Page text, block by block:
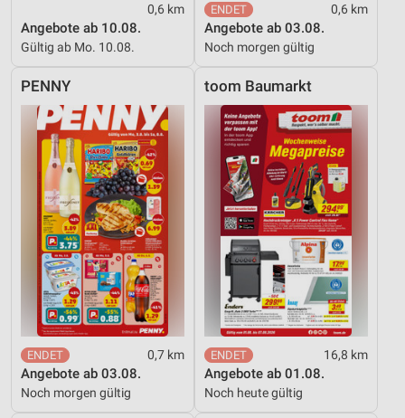
0,6 km
Angebote ab 10.08.
Gültig ab Mo. 10.08.
0,6 km
Angebote ab 03.08.
Noch morgen gültig
PENNY
0,7 km
Angebote ab 03.08.
Noch morgen gültig
toom Baumarkt
16,8 km
Angebote ab 01.08.
Noch heute gültig